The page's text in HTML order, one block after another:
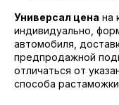
Универсал цена на
индивидуально,
автомобиля,
предпродажной
отличаться от
способа